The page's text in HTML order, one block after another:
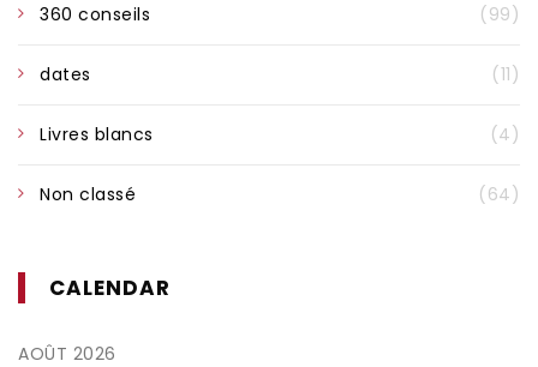
360 conseils (99)
dates (11)
Livres blancs (4)
Non classé (64)
CALENDAR
AOÛT 2026